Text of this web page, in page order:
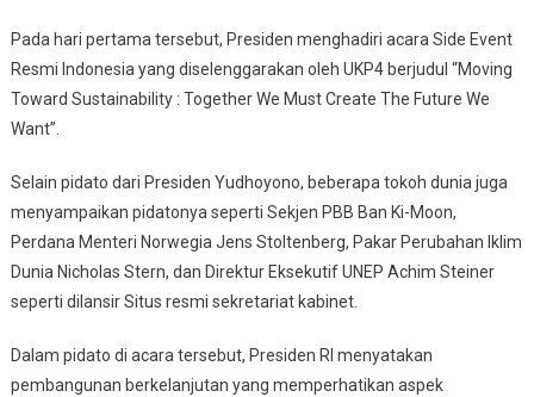
Pada hari pertama tersebut, Presiden menghadiri acara Side Event
Resmi Indonesia yang diselenggarakan oleh UKP4 berjudul “Moving
Toward Sustainability : Together We Must Create The Future We
Want”.
Selain pidato dari Presiden Yudhoyono, beberapa tokoh dunia juga
menyampaikan pidatonya seperti Sekjen PBB Ban Ki-Moon,
Perdana Menteri Norwegia Jens Stoltenberg, Pakar Perubahan Iklim
Dunia Nicholas Stern, dan Direktur Eksekutif UNEP Achim Steiner
seperti dilansir Situs resmi sekretariat kabinet.
Dalam pidato di acara tersebut, Presiden RI menyatakan
pembangunan berkelanjutan yang memperhatikan aspek